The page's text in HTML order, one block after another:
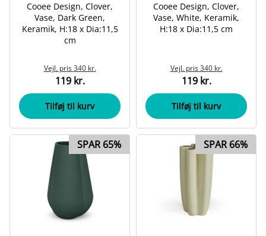
Cooee Design, Clover,
Vase, Dark Green,
Keramik, H:18 x Dia:11,5
cm
Vejl. pris340 kr.
119 kr.
Tilføj til kurv
Cooee Design, Clover,
Vase, White, Keramik,
H:18 x Dia:11,5 cm
Vejl. pris340 kr.
119 kr.
Tilføj til kurv
SPAR 65% SPAR 66%